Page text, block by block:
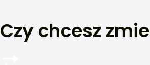
Czy chcesz